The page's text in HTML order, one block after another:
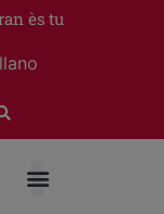
ès tu